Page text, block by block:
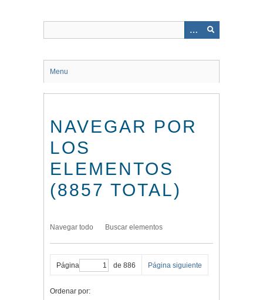
Menu
NAVEGAR POR
LOS
ELEMENTOS
(8857 TOTAL)
Navegar todo Buscar elementos
Página de 886 Página siguiente
Ordenar por: